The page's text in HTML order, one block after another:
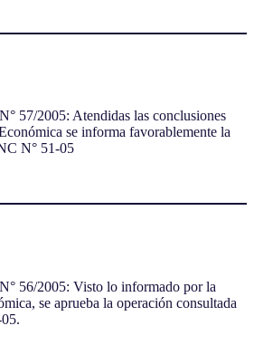
57/2005: Atendidas las conclusiones
se informa favorablemente la
N° 51-05
56/2005: Visto lo informado por la
se aprueba la operación consultada